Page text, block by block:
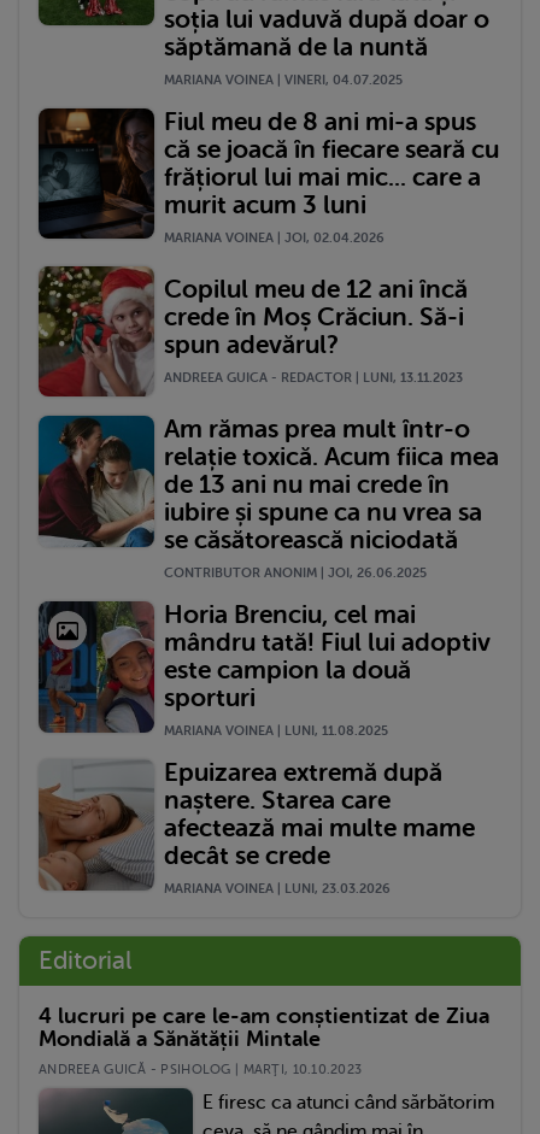
soția lui vaduvă după doar o
săptămană de la nuntă
MARIANA VOINEA | VINERI, 04.07.2025
Fiul meu de 8 ani mi-a spus
că se joacă în fiecare seară cu
frățiorul lui mai mic... care a
murit acum 3 luni
MARIANA VOINEA | JOI, 02.04.2026
Copilul meu de 12 ani încă
crede în Moș Crăciun. Să-i
spun adevărul?
ANDREEA GUICA - REDACTOR | LUNI, 13.11.2023
Am rămas prea mult într-o
relație toxică. Acum fiica mea
de 13 ani nu mai crede în
iubire și spune ca nu vrea sa
se căsătorească niciodată
CONTRIBUTOR ANONIM | JOI, 26.06.2025
Horia Brenciu, cel mai
mândru tată! Fiul lui adoptiv
este campion la două
sporturi
MARIANA VOINEA | LUNI, 11.08.2025
Epuizarea extremă după
naștere. Starea care
afectează mai multe mame
decât se crede
MARIANA VOINEA | LUNI, 23.03.2026
Editorial
4 lucruri pe care le-am conștientizat de Ziua
Mondială a Sănătății Mintale
ANDREEA GUICĂ - PSIHOLOG | MARŢI, 10.10.2023
E firesc ca atunci când sărbătorim